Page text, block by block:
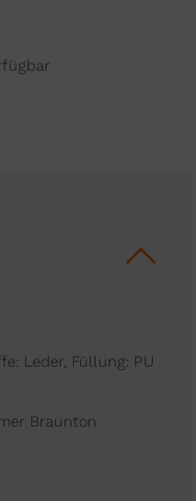
Leder, Füllung: PU
Braunton